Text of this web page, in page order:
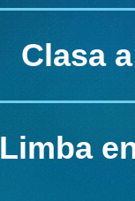
Clasa
Limba